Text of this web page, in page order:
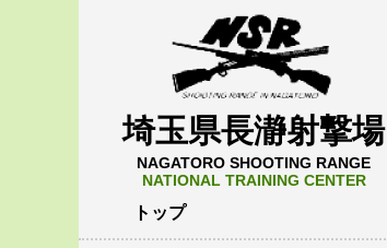
埼玉県長瀞射撃場
NAGATORO SHOOTING RANGE
NATIONAL TRAINING CENTER
トップ